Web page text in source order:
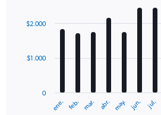
with
12
The
ene. feb. mar. abr. may. jun. jul.
0
$1.000
$2.000